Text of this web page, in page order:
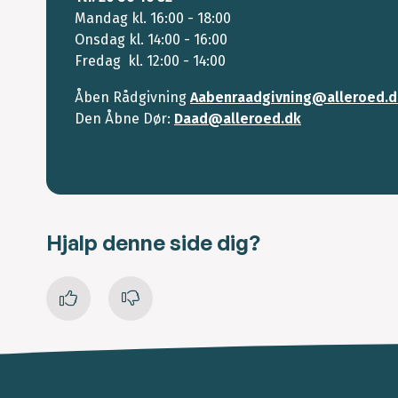
Mandag kl. 16:00 - 18:00
Onsdag kl. 14:00 - 16:00
Fredag kl. 12:00 - 14:00
Åben Rådgivning
Den Åbne Dør: Daad@alleroed.dk
Hjalp denne side dig?